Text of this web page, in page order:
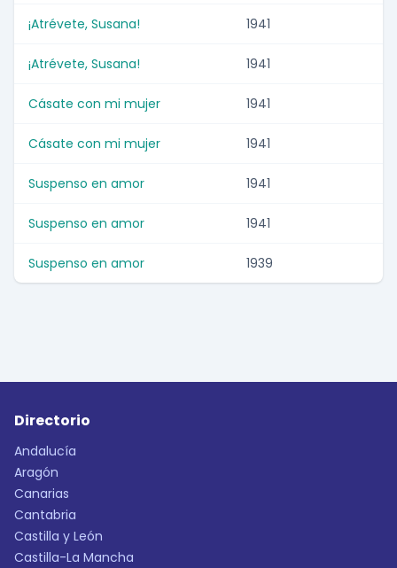
¡Atrévete, Susana! 1941
¡Atrévete, Susana! 1941
Cásate con mi mujer 1941
Cásate con mi mujer 1941
Suspenso en amor 1941
Suspenso en amor 1941
Suspenso en amor 1939
Directorio
Andalucía
Aragón
Canarias
Cantabria
Castilla y León
Castilla-La Mancha